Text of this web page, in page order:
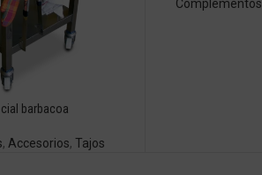
barbacoa
, Accesorios, Tajos
Complementos